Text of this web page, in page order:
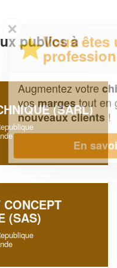
publics à
(SARL)
(SAS)
un
?
chiffre d'affaireset
en gagnant de
!
plus